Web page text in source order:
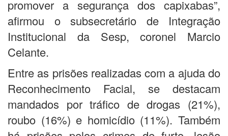
promover a segurança dos capixabas”,
afirmou o subsecretário de Integração
Institucional da Sesp, coronel Marcio
Celante.
Entre as prisões realizadas com a ajuda do
Reconhecimento Facial, se destacam
mandados por tráfico de drogas (21%),
roubo (16%) e homicídio (11%). Também